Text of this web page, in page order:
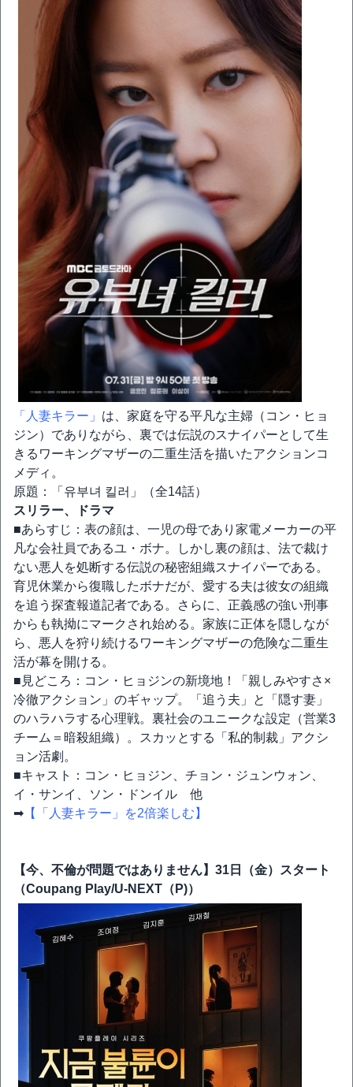
「人妻キラー」 は、家庭を守る平凡な主婦（コン・ヒョ
ジン）でありながら、裏では伝説のスナイパーとして生
きるワーキングマザーの二重生活を描いたアクションコ
メディ。
原題：「유부녀 킬러」（全14話）
スリラー、ドラマ
■あらすじ：表の顔は、一児の母であり家電メーカーの平
凡な会社員であるユ・ボナ。しかし裏の顔は、法で裁け
ない悪人を処断する伝説の秘密組織スナイパーである。
育児休業から復職したボナだが、愛する夫は彼女の組織
を追う探査報道記者である。さらに、正義感の強い刑事
からも執拗にマークされ始める。家族に正体を隠しなが
ら、悪人を狩り続けるワーキングマザーの危険な二重生
活が幕を開ける。
■見どころ：コン・ヒョジンの新境地！「親しみやすさ×
冷徹アクション」のギャップ。「追う夫」と「隠す妻」
のハラハラする心理戦。裏社会のユニークな設定（営業3
チーム＝暗殺組織）。スカッとする「私的制裁」アクシ
ョン活劇。
■キャスト：コン・ヒョジン、チョン・ジュンウォン、
イ・サンイ、ソン・ドンイル 他
➡ 【「人妻キラー」を2倍楽しむ】
【今、不倫が問題ではありません】31日（金）スタート
（Coupang Play/U-NEXT（P)）